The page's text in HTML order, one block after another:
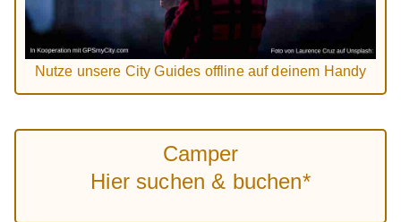
Nutze unsere City Guides offline auf deinem Handy
Camper
Hier suchen & buchen*